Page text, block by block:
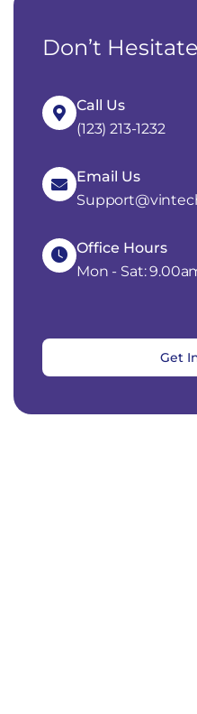
Don’t
Call Us
(123) 213-1232
Email Us
Office Hours
Mon - Sat: